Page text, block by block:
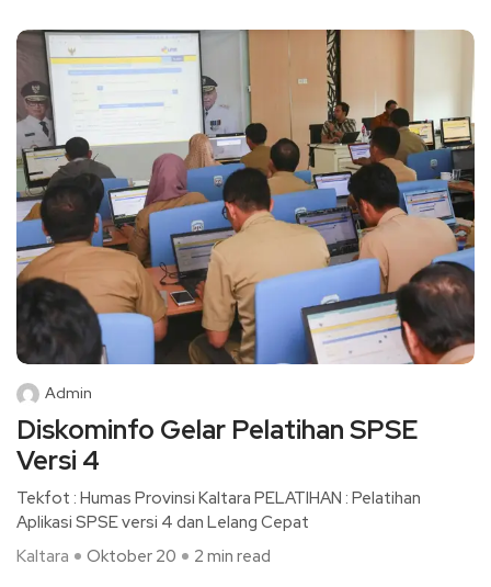
Admin
Diskominfo Gelar Pelatihan SPSE
Versi 4
Tekfot : Humas Provinsi Kaltara PELATIHAN : Pelatihan
Aplikasi SPSE versi 4 dan Lelang Cepat
Kaltara
Oktober 20 2 min read